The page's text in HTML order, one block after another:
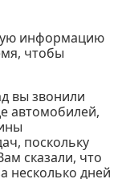
информацию
чтобы
вы звонили
автомобилей,
поскольку
сказали, что
несколько дней